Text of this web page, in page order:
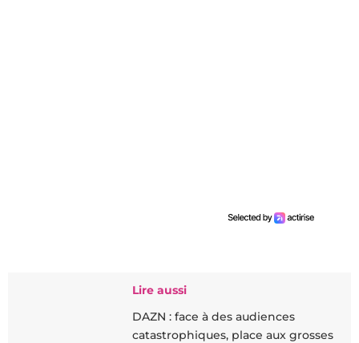
Lire aussi
DAZN : face à des audiences
catastrophiques, place aux grosses